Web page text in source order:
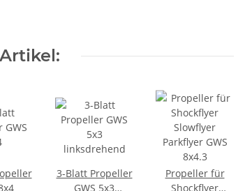
3-Blatt Propeller
GWS 5x3
Propeller für
Shockflyer